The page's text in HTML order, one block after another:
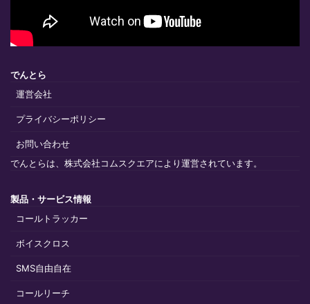
でんとら
運営会社
プライバシーポリシー
お問い合わせ
でんとらは、株式会社コムスクエアにより運営されています。
製品・サービス情報
コールトラッカー
ボイスクロス
SMS自由自在
コールリーチ